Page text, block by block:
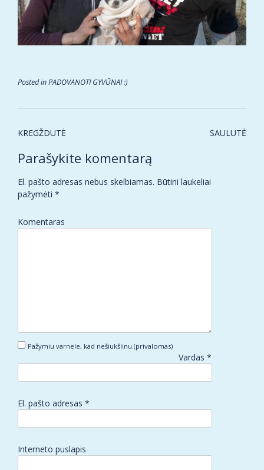
Posted inPADOVANOTI GYVŪNAI :)
Post
KREGŽDUTĖ SAULUTĖ
Parašykite komentarą
El. pašto adresas nebus skelbiamas. Būtini laukeliai
pažymėti *
Komentaras
Pažymiu varnele, kad nešiukšlinu.(privalomas)
Vardas *
El. pašto adresas *
Interneto puslapis